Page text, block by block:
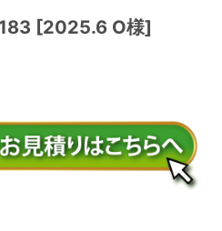
[2025.6 O様]